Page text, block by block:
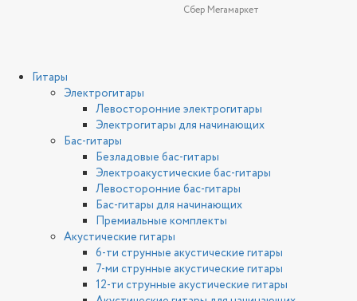
Сбер Мегамаркет
Гитары
Электрогитары
Левосторонние электрогитары
Электрогитары для начинающих
Бас-гитары
Безладовые бас-гитары
Электроакустические бас-гитары
Левосторонние бас-гитары
Бас-гитары для начинающих
Премиальные комплекты
Акустические гитары
6-ти струнные акустические гитары
7-ми струнные акустические гитары
12-ти струнные акустические гитары